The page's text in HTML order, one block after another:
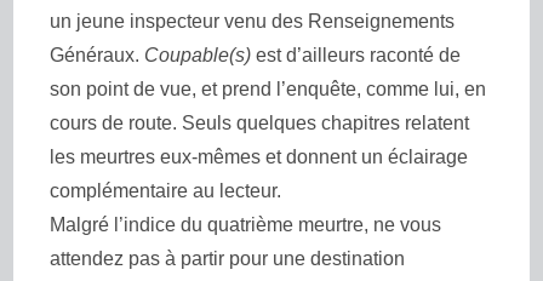
un jeune inspecteur venu des Renseignements
Généraux. Coupable(s) est d’ailleurs raconté de
son point de vue, et prend l’enquête, comme lui, en
cours de route. Seuls quelques chapitres relatent
les meurtres eux-mêmes et donnent un éclairage
complémentaire au lecteur.
Malgré l’indice du quatrième meurtre, ne vous
attendez pas à partir pour une destination